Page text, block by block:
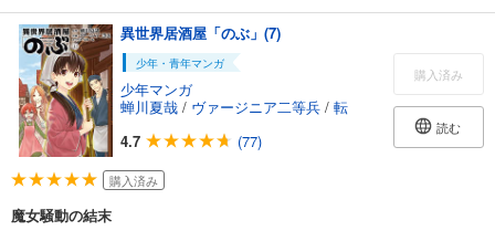
異世界居酒屋「のぶ」(7)
少年・青年マンガ
少年マンガ
蝉川夏哉 / ヴァージニア二等兵 / 転
4.7
(77)
購入済み
読む
購入済み
魔女騒動の結末